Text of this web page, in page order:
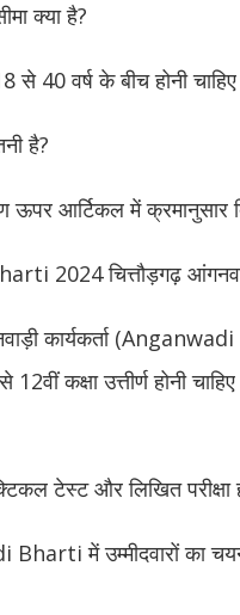
क्या है?
40 वर्ष के बीच होनी
है?
ऊपर आर्टिकल में क्रमानुसार
चित्तौड़गढ़ आंगनवाड़ी
कार्यकर्ता
12वीं कक्षा उत्तीर्ण होनी
टेस्ट और लिखित परीक्षा
में उम्मीदवारों का